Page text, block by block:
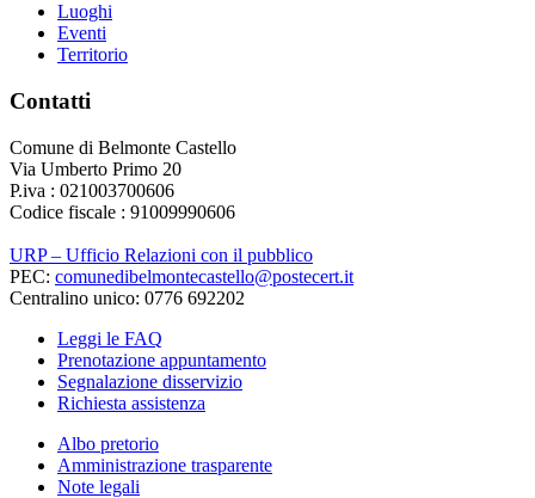
Luoghi
Eventi
Territorio
Contatti
Comune di Belmonte Castello
Via Umberto Primo 20
P.iva : 021003700606
Codice fiscale : 91009990606
URP – Ufficio Relazioni con il pubblico
PEC: comunedibelmontecastello@postecert.it
Centralino unico: 0776 692202
Leggi le FAQ
Prenotazione appuntamento
Segnalazione disservizio
Richiesta assistenza
Albo pretorio
Amministrazione trasparente
Note legali